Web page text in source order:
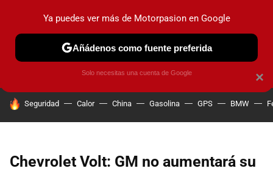
PRUEBAS COCHES ELÉCTRICOS OBSERVATORIO
HOY SE HABLA DE
Seguridad Calor China Gasolina GPS BMW
Chevrolet Volt: GM no aumentará su
×
Ya puedes ver más de Motorpasion en Google
Añádenos como fuente preferida
Solo necesitas una cuenta de Google